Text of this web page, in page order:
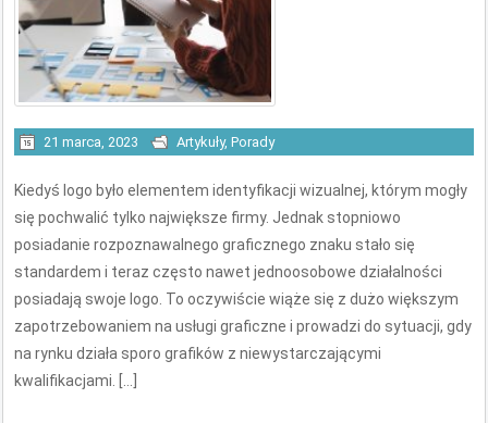
21 marca, 2023 Artykuły,Porady
Kiedyś logo było elementem identyfikacji wizualnej, którym mogły
się pochwalić tylko największe firmy. Jednak stopniowo
posiadanie rozpoznawalnego graficznego znaku stało się
standardem i teraz często nawet jednoosobowe działalności
posiadają swoje logo. To oczywiście wiąże się z dużo większym
zapotrzebowaniem na usługi graficzne i prowadzi do sytuacji, gdy
na rynku działa sporo grafików z niewystarczającymi
kwalifikacjami. […]